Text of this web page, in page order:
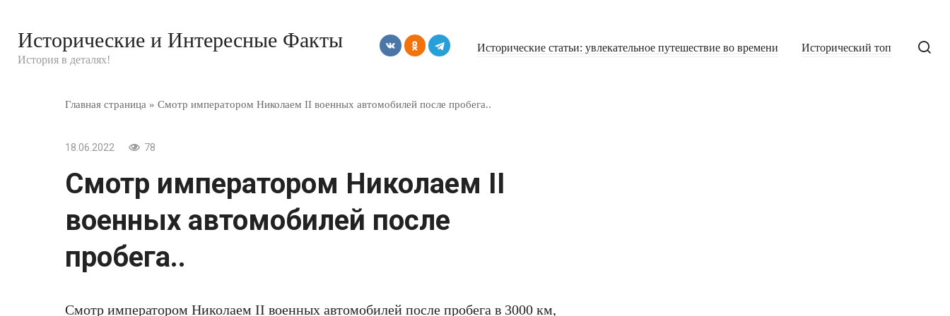
контенту
Исторические и Интересные Факты
История в деталях!
Исторические статьи: увлекательное путешествие во времени Исторический топ
Главная страница » Смотр императором Николаем II военных автомобилей после пробега..
18.06.2022 78
Смотр императором Николаем II
военных автомобилей после
пробега..
Смотр императором Николаем II военных автомобилей после пробега в 3000 км,